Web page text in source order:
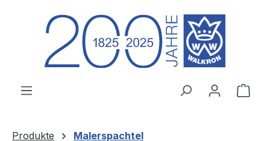
Zum Hauptinhalt springen
Produkte Malerspachtel